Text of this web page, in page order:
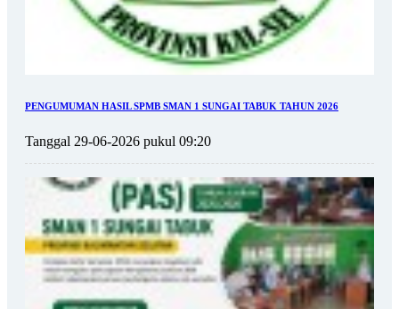
PENGUMUMAN HASIL SPMB SMAN 1 SUNGAI TABUK TAHUN 2026
Tanggal 29-06-2026 pukul 09:20